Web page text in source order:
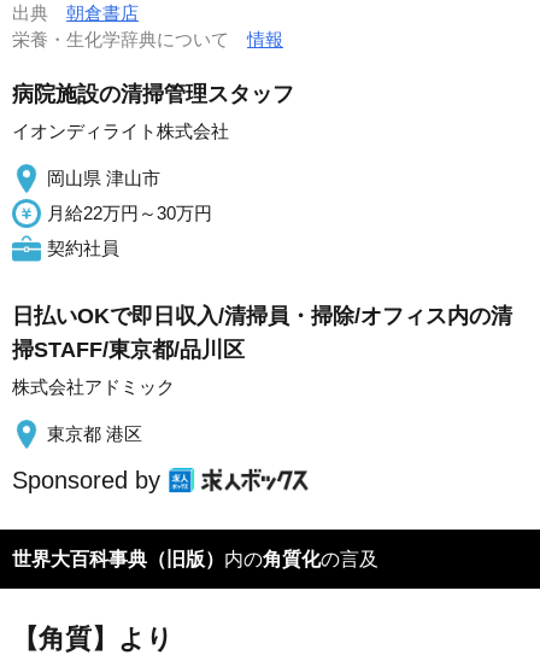
出典 朝倉書店
栄養・生化学辞典について情報
病院施設の清掃管理スタッフ
イオンディライト株式会社
岡山県 津山市
月給22万円～30万円
契約社員
日払いOKで即日収入/清掃員・掃除/オフィス内の清
掃STAFF/東京都/品川区
株式会社アドミック
東京都 港区
Sponsored by
世界大百科事典（旧版） 内の角質化の言及
【角質】より